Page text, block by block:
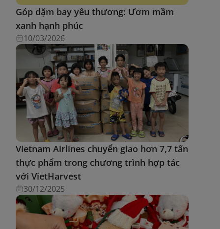
Góp dặm bay yêu thương: Ươm mầm
xanh hạnh phúc
10/03/2026
Vietnam Airlines chuyển giao hơn 7,7 tấn
thực phẩm trong chương trình hợp tác
với VietHarvest
30/12/2025